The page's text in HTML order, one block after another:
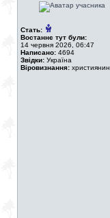
Стать:
Востаннє тут були:
14 червня 2026, 06:47
Написано: 4694
Звідки: Україна
Віровизнання: християнин